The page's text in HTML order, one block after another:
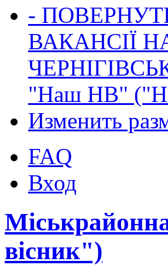
-
ВАКАНСІЇ
"Наш НВ"
Изменить
FAQ
Вход
вісник")